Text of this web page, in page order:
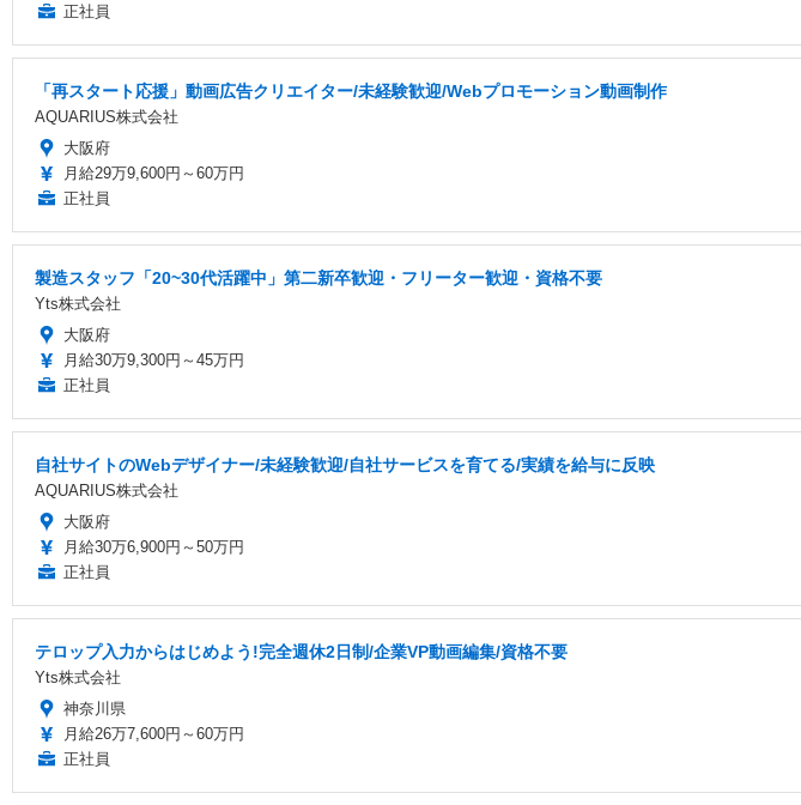
正社員
「再スタート応援」動画広告クリエイター/未経験歓迎/Webプロモーション動画制作
AQUARIUS株式会社
大阪府
月給29万9,600円～60万円
正社員
製造スタッフ「20~30代活躍中」第二新卒歓迎・フリーター歓迎・資格不要
Yts株式会社
大阪府
月給30万9,300円～45万円
正社員
自社サイトのWebデザイナー/未経験歓迎/自社サービスを育てる/実績を給与に反映
AQUARIUS株式会社
大阪府
月給30万6,900円～50万円
正社員
テロップ入力からはじめよう!完全週休2日制/企業VP動画編集/資格不要
Yts株式会社
神奈川県
月給26万7,600円～60万円
正社員